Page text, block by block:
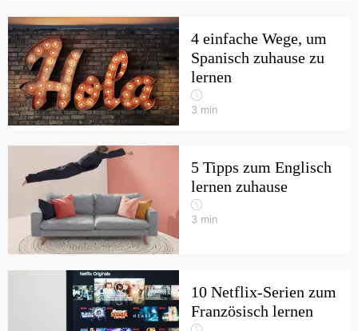
4 einfache Wege, um
Spanisch zuhause zu
lernen
3 min
5 Tipps zum Englisch
lernen zuhause
3 min
10 Netflix-Serien zum
Französisch lernen